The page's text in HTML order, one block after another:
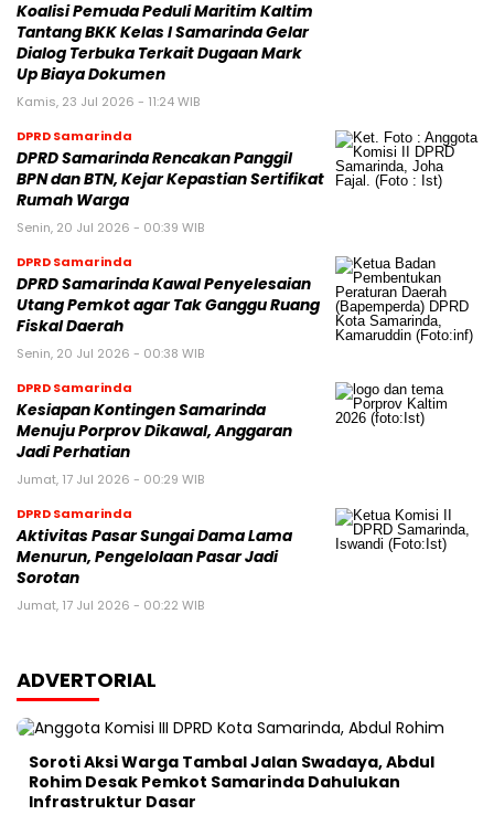
Koalisi Pemuda Peduli Maritim Kaltim
Tantang BKK Kelas I Samarinda Gelar
Dialog Terbuka Terkait Dugaan Mark
Up Biaya Dokumen
Kamis, 23 Jul 2026 - 11:24 WIB
DPRD Samarinda
DPRD Samarinda Rencakan Panggil
BPN dan BTN, Kejar Kepastian Sertifikat
Rumah Warga
Senin, 20 Jul 2026 - 00:39 WIB
DPRD Samarinda
DPRD Samarinda Kawal Penyelesaian
Utang Pemkot agar Tak Ganggu Ruang
Fiskal Daerah
Senin, 20 Jul 2026 - 00:38 WIB
DPRD Samarinda
Kesiapan Kontingen Samarinda
Menuju Porprov Dikawal, Anggaran
Jadi Perhatian
Jumat, 17 Jul 2026 - 00:29 WIB
DPRD Samarinda
Aktivitas Pasar Sungai Dama Lama
Menurun, Pengelolaan Pasar Jadi
Sorotan
Jumat, 17 Jul 2026 - 00:22 WIB
ADVERTORIAL
Soroti Aksi Warga Tambal Jalan Swadaya, Abdul
Rohim Desak Pemkot Samarinda Dahulukan
Infrastruktur Dasar